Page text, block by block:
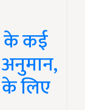
के कई
अनुमान,
लिए